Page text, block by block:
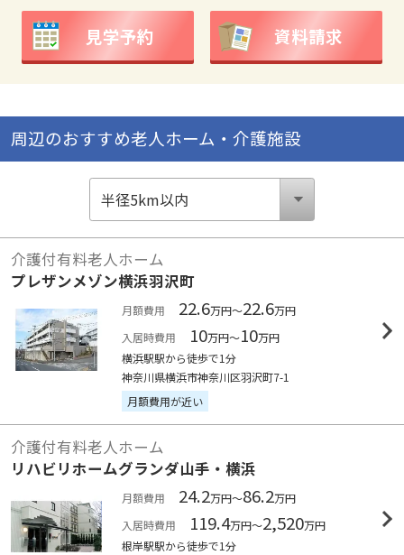
見学予約 資料請求
周辺のおすすめ老人ホーム・介護施設
介護付有料老人ホーム
プレザンメゾン横浜羽沢町
月額費用 22.6万円～22.6万円
入居時費用
10万円～10万円
横浜駅駅から徒歩で1分
神奈川県横浜市神奈川区羽沢町7-1
月額費用が近い
介護付有料老人ホーム
リハビリホームグランダ山手・横浜
月額費用 24.2万円～86.2万円
入居時費用
119.4万円～2,520万円
根岸駅駅から徒歩で1分